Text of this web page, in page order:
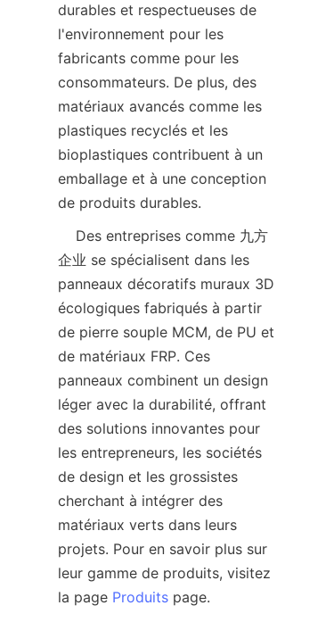
durables et respectueuses de
l'environnement pour les
fabricants comme pour les
consommateurs. De plus, des
matériaux avancés comme les
plastiques recyclés et les
bioplastiques contribuent à un
emballage et à une conception
企业 se spécialisent dans les
panneaux décoratifs muraux 3D
écologiques fabriqués à partir
de pierre souple MCM, de PU et
de matériaux FRP. Ces
panneaux combinent un design
léger avec la durabilité, offrant
des solutions innovantes pour
les entrepreneurs, les sociétés
de design et les grossistes
cherchant à intégrer des
matériaux verts dans leurs
projets. Pour en savoir plus sur
leur gamme de produits, visitez
la page Produits